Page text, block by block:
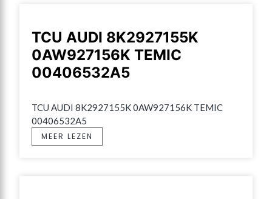
TCU AUDI 8K2927155K
0AW927156K TEMIC
00406532A5
TCU AUDI 8K2927155K 0AW927156K TEMIC
00406532A5
MEER LEZEN